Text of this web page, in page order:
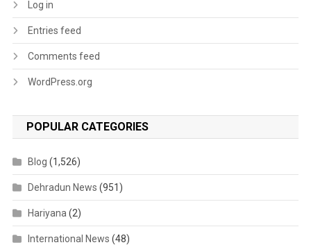
Log in
Entries feed
Comments feed
WordPress.org
POPULAR CATEGORIES
Blog (1,526)
Dehradun News (951)
Hariyana (2)
International News (48)